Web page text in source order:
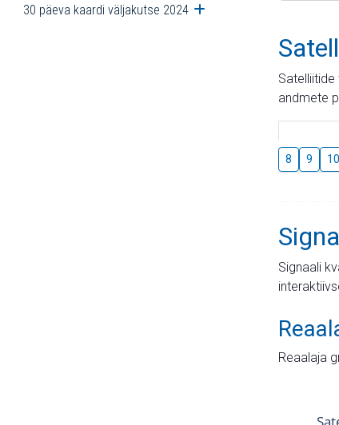
30 päeva kaardi väljakutse 2024 Ava alammenüü
andmete
8 9 10
Signaali
Reaalaja